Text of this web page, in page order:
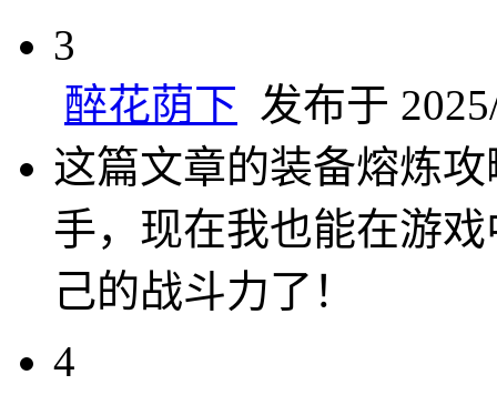
3
醉花荫下 发布于
这篇文章的装备熔炼
手，现在我也能在游
己的战斗力了！
4